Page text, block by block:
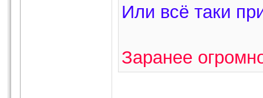
Или всё таки
Заранее